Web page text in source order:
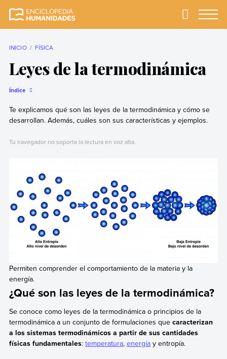
completa y más
Primary
INICIO FÍSICA
Leyes de la termodinámica
Índice
Te explicamos qué son las leyes de la termodinámica y cómo se
desarrollan. Además, cuáles son sus características y ejemplos.
Tu navegador no soporta la lectura en voz alta.
Permiten comprender el comportamiento de la materia y la
energía.
¿Qué son las leyes de la termodinámica?
Se conoce como leyes de la termodinámica o principios de la
termodinámica a un conjunto de formulaciones que caracterizan
a los sistemas termodinámicos a partir de sus cantidades
físicas fundamentales: temperatura, energíay entropía.